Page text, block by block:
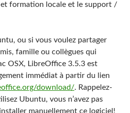
formation locale et le support /
ou si vous voulez partager
famille ou collègues qui
OSX, LibreOffice 3.5.3 est
immédiat à partir du lien
download/. Rappelez-
Ubuntu, vous n’avez pas
manuellement ce logiciel!